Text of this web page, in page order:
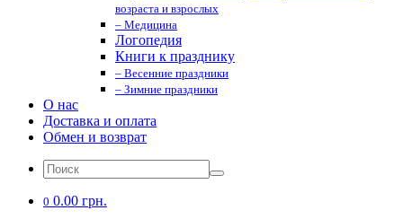
возраста и взрослых
– Медицина
Логопедия
Книги к празднику
– Весенние праздники
– Зимние праздники
О нас
Доставка и оплата
Обмен и возврат
0 0.00 грн.